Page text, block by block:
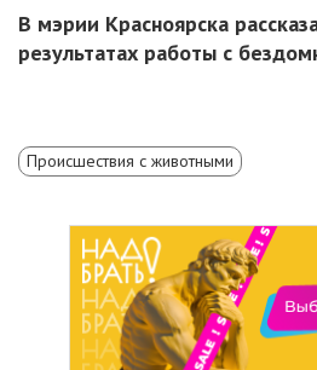
В мэрии Красноярска
результатах работы с
Происшествия с животными